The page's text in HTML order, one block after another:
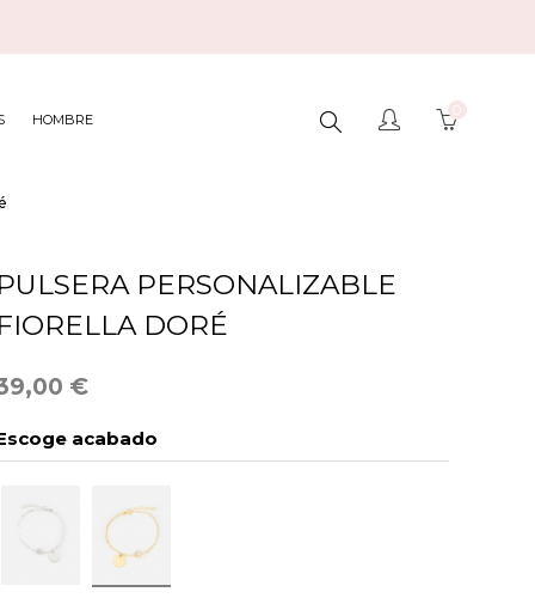
HOMBRE BUSCAR
PERSONALIZABLE
DORÉ
€
acabado